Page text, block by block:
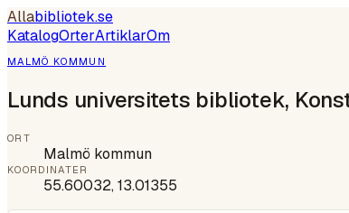
Allabibliotek.se
KatalogOrterArtiklarOm
MALMÖ KOMMUN
Lunds universitets bibliotek,
ORT
Malmö kommun
KOORDINATER
55.60032,13.01355